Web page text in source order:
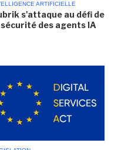
ARTIFICIELLE
s'attaque au défi de
sécurité des agents IA